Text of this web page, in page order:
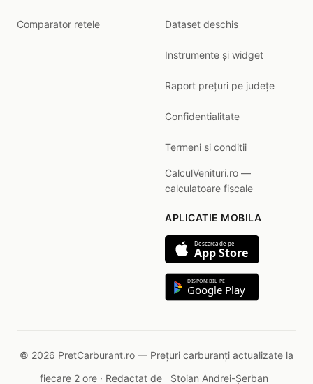
Comparator retele Dataset deschis
Instrumente și widget
Raport prețuri pe județe
Confidentialitate
Termeni si conditii
CalculVenituri.ro —
calculatoare fiscale
APLICATIE MOBILA
Descarca de pe
App Store
DISPONIBIL PE
Google Play
© 2026 PretCarburant.ro — Prețuri carburanți actualizate la
fiecare 2 ore · Redactat de
Stoian Andrei-Șerban